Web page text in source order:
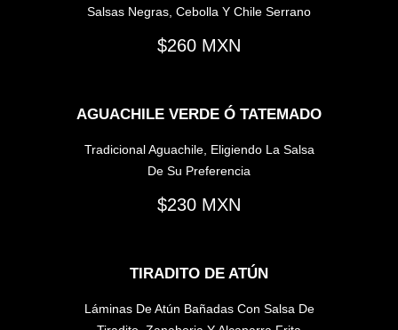
Salsas Negras, Cebolla Y Chile Serrano
260
AGUACHILE VERDE Ó TATEMADO
Tradicional Aguachile, Eligiendo La Salsa
De Su Preferencia
230
TIRADITO DE ATÚN
Láminas De Atún Bañadas Con Salsa De